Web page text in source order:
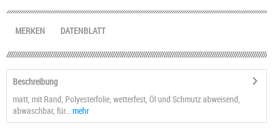
DATENBLATT
MERKEN
Beschreibung
matt, mit Rand, Polyesterfolie, wetterfest, Öl und Schmutz abweisend,
abwaschbar, für... mehr